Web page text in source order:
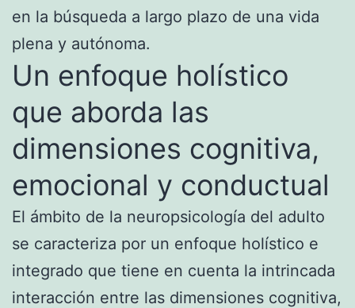
en la búsqueda a largo plazo de una vida
plena y autónoma.
Un enfoque holístico
que aborda las
dimensiones cognitiva,
emocional y conductual
El ámbito de la neuropsicología del adulto
se caracteriza por un enfoque holístico e
integrado que tiene en cuenta la intrincada
interacción entre las dimensiones cognitiva,